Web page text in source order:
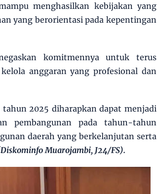
menghasilkan kebijakan yang
yang berorientasi pada kepentingan
komitmennya untuk terus
anggaran yang profesional dan
2025 diharapkan dapat menjadi
pembangunan pada tahun-tahun
daerah yang berkelanjutan serta
Muarojambi, J24/FS).